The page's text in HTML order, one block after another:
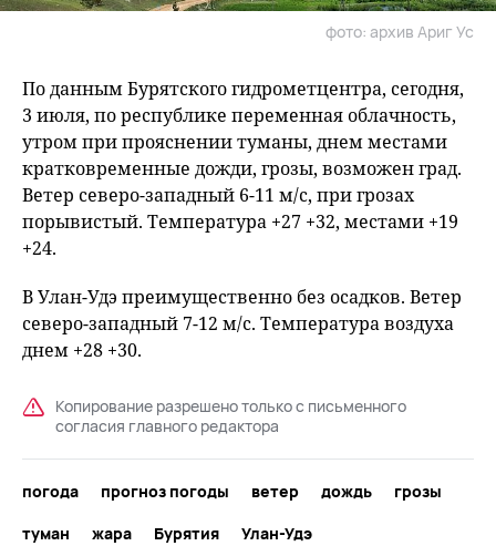
фото: архив Ариг Ус
По данным Бурятского гидрометцентра, сегодня,
3 июля, по республике переменная облачность,
утром при прояснении туманы, днем местами
кратковременные дожди, грозы, возможен град.
Ветер северо-западный 6-11 м/с, при грозах
порывистый. Температура +27 +32, местами +19
+24.
В Улан-Удэ преимущественно без осадков. Ветер
северо-западный 7-12 м/с. Температура воздуха
днем +28 +30.
Копирование разрешено только с письменного
согласия главного редактора
погода прогноз погоды ветер дождь
грозы
туман
жара Бурятия Улан-Удэ